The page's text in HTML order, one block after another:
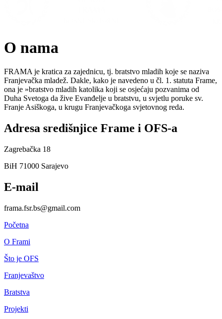
O nama
FRAMA je kratica za zajednicu, tj. bratstvo mladih koje se naziva
Franjevačka mladež. Dakle, kako je navedeno u čl. 1. statuta Frame,
ona je »bratstvo mladih katolika koji se osjećaju pozvanima od
Duha Svetoga da žive Evanđelje u bratstvu, u svjetlu poruke sv.
Franje Asiškoga, u krugu Franjevačkoga svjetovnog reda.
Adresa središnjice Frame i OFS-a
Zagrebačka 18
BiH 71000 Sarajevo
E-mail
frama.fsr.bs@gmail.com
Početna
O Frami
Što je OFS
Franjevaštvo
Bratstva
Projekti